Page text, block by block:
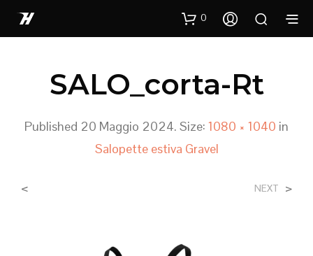
0
SALO_corta-Rt
Published 20 Maggio 2024. Size: 1080 × 1040 in
Salopette estiva Gravel
< NEXT >